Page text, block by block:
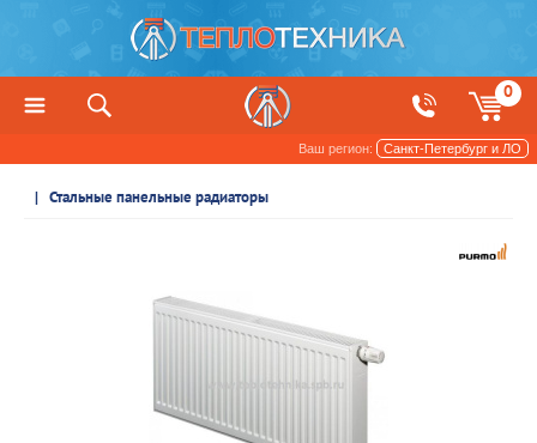
0
Ваш регион: Санкт-Петербург и ЛО
Радиаторы отопления и обогреватели
Стальные панельные радиаторы